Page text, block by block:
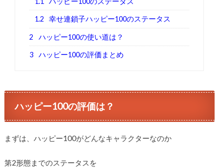
1.2 幸せ連鎖子ハッピー100のステータス
2 ハッピー100の使い道は？
3 ハッピー100の評価まとめ
ハッピー100の評価は？
まずは、ハッピー100がどんなキャラクターなのか
第2形態までのステータスを